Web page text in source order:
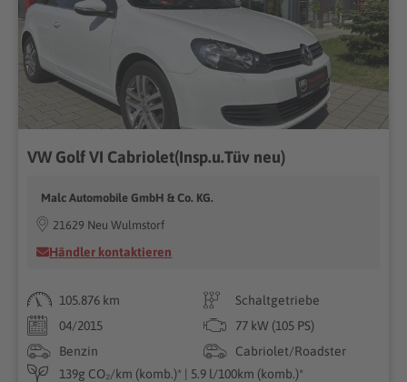
VW Golf VI Cabriolet(Insp.u.Tüv neu)
Malc Automobile GmbH & Co. KG.
21629 Neu Wulmstorf
Händler kontaktieren
105.876 km
Schaltgetriebe
04/2015
77 kW (105 PS)
Benzin
Cabriolet/Roadster
139g CO₂/km (komb.)* | 5.9 l/100km (komb.)*